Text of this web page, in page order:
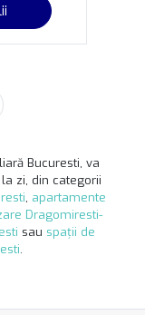
următoare
Bucuresti, va
zi, din categorii
, apartamente
Dragomiresti-
sau spații de
.